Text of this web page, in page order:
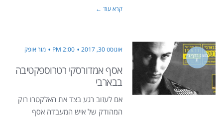
קרא עוד ←
מוצג בדף בי
ת
אוגוסט 30, 2017 2:00 PM מור אופק
אסף אמדורסקי רטרוספקטיבה
בבארבי
אם לעזוב רגע בצד את האלקטרו רוק
המהודק של איש המעבדה אסף